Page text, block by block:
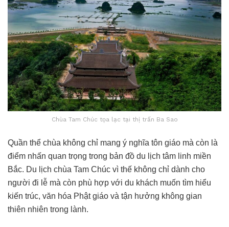
Chùa Tam Chúc tọa lạc tại thị trấn Ba Sao
Quần thể chùa không chỉ mang ý nghĩa tôn giáo mà còn là
điểm nhấn quan trọng trong bản đồ du lịch tâm linh miền
Bắc. Du lịch chùa Tam Chúc vì thế không chỉ dành cho
người đi lễ mà còn phù hợp với du khách muốn tìm hiểu
kiến trúc, văn hóa Phật giáo và tận hưởng không gian
thiên nhiên trong lành.